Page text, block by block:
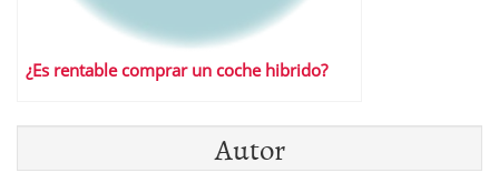
¿Es rentable comprar un coche hibrido?
Autor